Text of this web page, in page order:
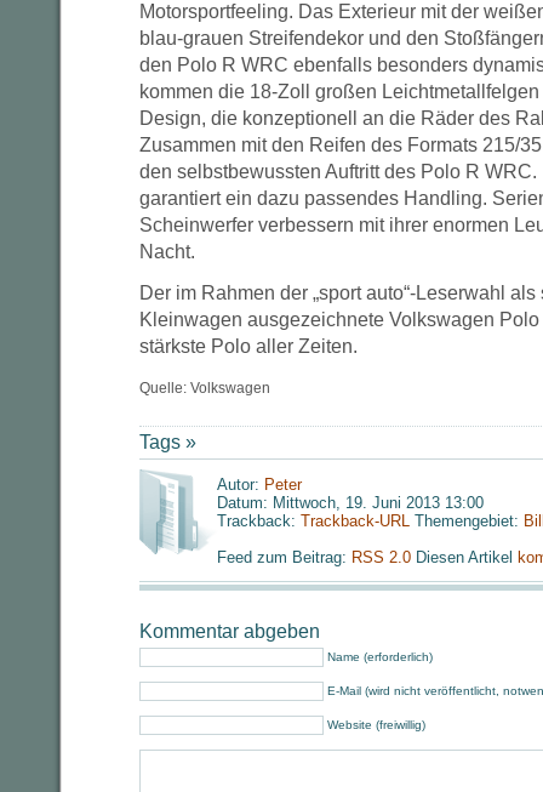
Motorsportfeeling. Das Exterieur mit der
blau-grauen Streifendekor und den
den Polo R WRC ebenfalls besonders
kommen die 18-Zoll großen Leichtmetallfelgen
Design, die konzeptionell an die Räder des
Zusammen mit den Reifen des Formats 215/
den selbstbewussten Auftritt des Polo R
garantiert ein dazu passendes Handling.
Scheinwerfer verbessern mit ihrer enormen
Nacht.
Der im Rahmen der „sport auto“-Leserwahl
Kleinwagen ausgezeichnete Volkswagen
stärkste Polo aller Zeiten.
Quelle: Volkswagen
Tags »
Autor: Peter
Datum: Mittwoch, 19. Juni 2013 13:00
Trackback: Trackback-URL Themengebiet:
Feed zum Beitrag: RSS 2.0 Diesen Artikel
Kommentar abgeben
Name (erforderlich)
E-Mail (wird nicht veröffentlicht,
Website (freiwillig)